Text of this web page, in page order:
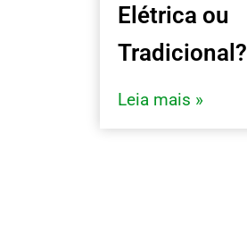
Elétrica ou
Tradicional?
Leia mais »